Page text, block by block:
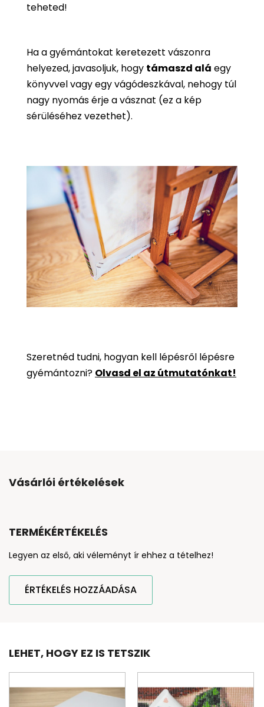
teheted!
Ha a gyémántokat keretezett vászonra
helyezed, javasoljuk, hogy támaszd alá egy
könyvvel vagy egy vágódeszkával, nehogy túl
nagy nyomás érje a vásznat (ez a kép
sérüléséhez vezethet).
Szeretnéd tudni, hogyan kell lépésről lépésre
gyémántozni? Olvasd el az útmutatónkat!
Vásárlói értékelések
TERMÉKÉRTÉKELÉS
Legyen az első, aki véleményt ír ehhez a tételhez!
ÉRTÉKELÉS HOZZÁADÁSA
LEHET, HOGY EZ IS TETSZIK